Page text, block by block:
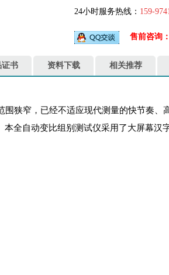
24小时服务热线： 159-
售前咨询
证书 资料下载 相关推荐
狭窄，已经不适应现代测量的快节奏
全自动变比组别测试仪采用了大屏幕